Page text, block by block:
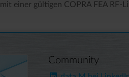
mit einer gültigen COPRA FEA RF-
Community